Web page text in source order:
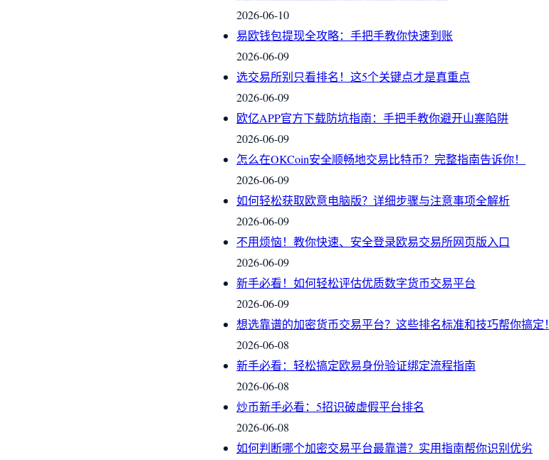
2026-06-10
易欧钱包提现全攻略：手把手教你快速到账
2026-06-09
选交易所别只看排名！这5个关键点才是真重点
2026-06-09
欧亿APP官方下载防坑指南：手把手教你避开山寨陷阱
2026-06-09
怎么在OKCoin安全顺畅地交易比特币？完整指南告诉你！
2026-06-09
如何轻松获取欧意电脑版？详细步骤与注意事项全解析
2026-06-09
不用烦恼！教你快速、安全登录欧易交易所网页版入口
2026-06-09
新手必看！如何轻松评估优质数字货币交易平台
2026-06-09
想选靠谱的加密货币交易平台？这些排名标准和技巧帮你搞定！
2026-06-08
新手必看：轻松搞定欧易身份验证绑定流程指南
2026-06-08
炒币新手必看：5招识破虚假平台排名
2026-06-08
如何判断哪个加密交易平台最靠谱？实用指南帮你识别优劣